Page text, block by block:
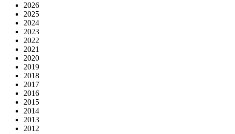
2026
2025
2024
2023
2022
2021
2020
2019
2018
2017
2016
2015
2014
2013
2012